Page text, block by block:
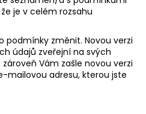
je v celém rozsahu
podmínky změnit. Novou verzi
údajů zveřejní na svých
Vám zašle novou verzi
mailovou adresu, kterou jste